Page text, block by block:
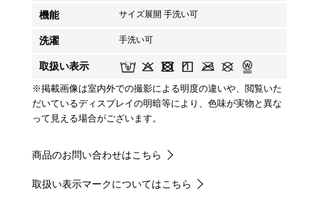
機能 サイズ展開 手洗い可
洗濯 手洗い可
取扱い表示
※掲載画像は室内外での撮影による明度の違いや、閲覧いた
だいているディスプレイの明暗等により、色味が実物と異な
って見える場合がございます。
商品のお問い合わせはこちら
取扱い表示マークについてはこちら